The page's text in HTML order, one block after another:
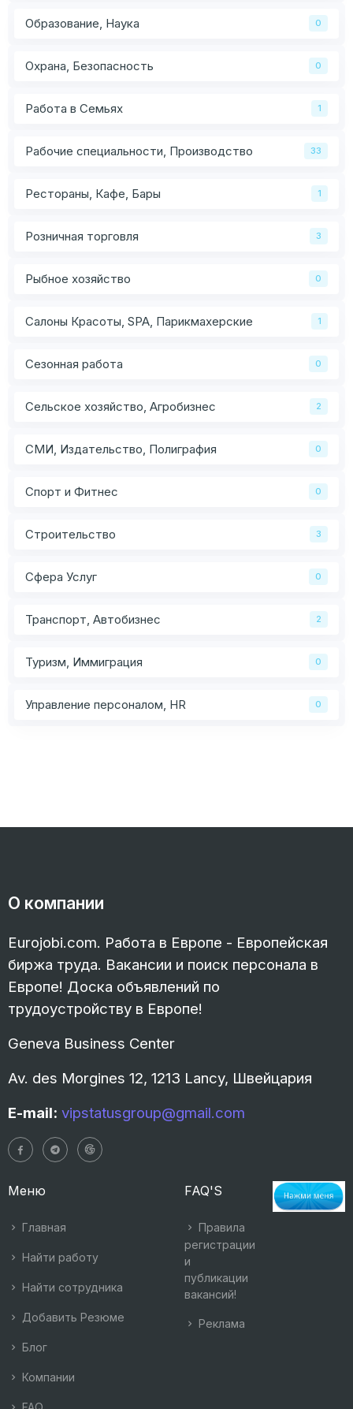
Образование, Наука 0
Охрана, Безопасность 0
Работа в Семьях 1
Рабочие специальности, Производство 33
Рестораны, Кафе, Бары 1
Розничная торговля 3
Рыбное хозяйство 0
Салоны Красоты, SPA, Парикмахерские 1
Сезонная работа 0
Сельское хозяйство, Агробизнес 2
СМИ, Издательство, Полиграфия 0
Спорт и Фитнес 0
Строительство 3
Сфера Услуг 0
Транспорт, Автобизнес 2
Туризм, Иммиграция 0
Управление персоналом, HR 0
О компании
Eurojobi.com. Работа в Европе - Европейская
биржа труда. Вакансии и поиск персонала в
Европе! Доска объявлений по
трудоустройству в Европе!
Geneva Business Center
Av. des Morgines 12, 1213 Lancy, Швейцария
E-mail: vipstatusgroup@gmail.com
Меню
Главная
Найти работу
Найти сотрудника
Добавить Резюме
Блог
Компании
FAQ'S
Правила
регистрации
и
публикации
вакансий!
Реклама